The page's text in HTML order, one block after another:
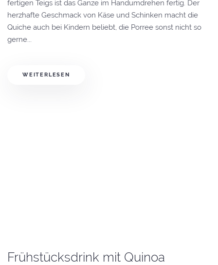
fertigen Teigs ist das Ganze im Handumdrehen fertig. Der
herzhafte Geschmack von Käse und Schinken macht die
Quiche auch bei Kindern beliebt, die Porree sonst nicht so
gerne...
WEITERLESEN
Frühstücksdrink mit Quinoa